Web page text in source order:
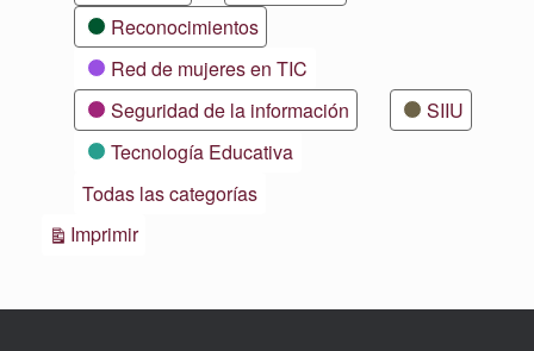
Reconocimientos
Red de mujeres en TIC
Seguridad de la información
SIIU
Tecnología Educativa
Todas las categorías
ImprimirVistas